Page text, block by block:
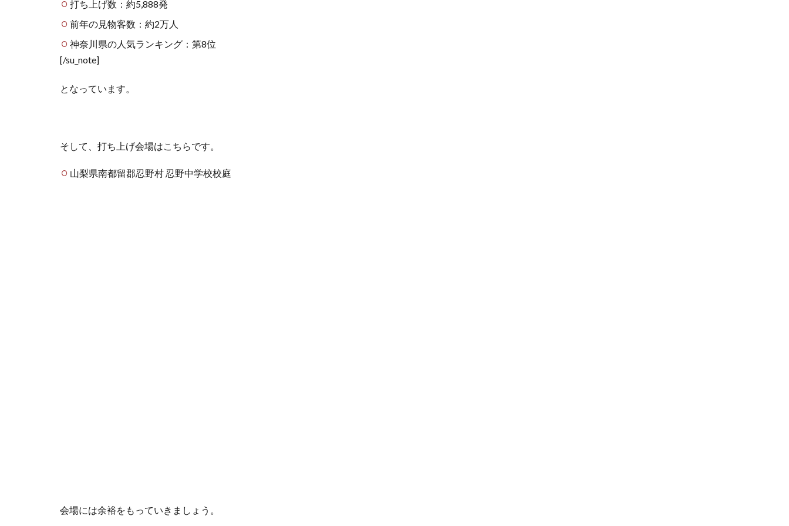
打ち上げ数：約5,888発
前年の見物客数：約2万人
神奈川県の人気ランキング：第8位
[/su_note]
となっています。
そして、打ち上げ会場はこちらです。
山梨県南都留郡忍野村 忍野中学校校庭
会場には余裕をもっていきましょう。